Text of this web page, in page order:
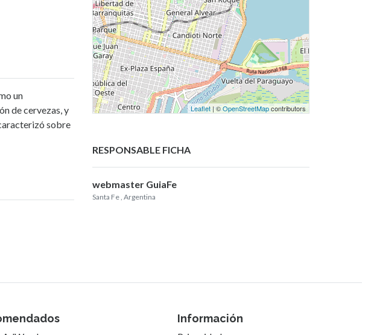
un
de cervezas, y
sobre
Leaflet| ©OpenStreetMapcontributors
RESPONSABLE FICHA
webmaster GuiaFe
Santa Fe , Argentina
Información